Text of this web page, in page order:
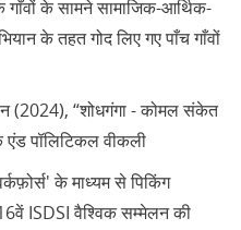
के सामने सामाजिक-आर्थिक-
के तहत गोद लिए गए पाँच गाँवों
(2024), “शोधगंगा - कोमल संकेत
एंड पॉलिटिकल वीकली
के माध्यम से पिकिंग
ISDSI वैश्विक सम्मेलन की